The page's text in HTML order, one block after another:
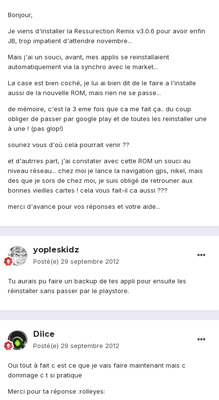
Bonjour,
Je viens d'installer la Ressurection Remix v3.0.6 pour avoir enfin
JB, trop impatient d'attendre novembre...
Mais j'ai un souci, avant, mes applis se reinstallaient
automatiquement via la synchro avec le market...
La case est bien coché, je lui ai bien dit de le faire a l'installe
aussi de la nouvelle ROM, mais rien ne se passe...
de mémoire, c'est la 3 eme fois que ca me fait ça.. du coup
obliger de passer par google play et de toutes les reinstaller une
à une ! (pas glop!)
souriez vous d'où cela pourrait venir ??
et d'autrres part, j'ai constater avec cette ROM un souci au
niveau réseau... chez moi je lance la navigation gps, nikel, mais
des que je sors de chez moi, je suis obligé de retrouner aux
bonnes vieilles cartes ! cela vous fait-il ca aussi ???
merci d'avance pour vos réponses et votre aide...
yopleskidz
Posté(e) 29 septembre 2012
Tu aurais pu faire un backup de tes appli pour ensuite les
réinstaller sans passer par le playstore.
Diice
Posté(e) 29 septembre 2012
Oui tout à fait c est ce que je vais faire maintenant mais c
dommage c t si pratique
Merci pour ta réponse :rolleyes: